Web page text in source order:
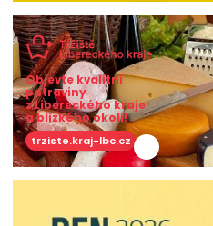
Objevte kvalitní
potraviny
z Libereckého kraje
a blízkého okolí!
trziste.kraj-lbc.cz